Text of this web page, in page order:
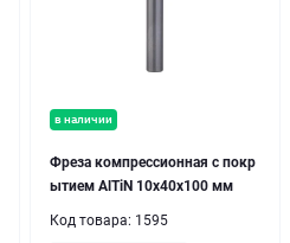
в наличии
Фреза компрессионная с покр
ытием AlTiN 10x40x100 мм
Код товара: 1595